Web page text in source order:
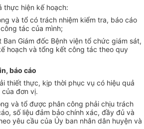
thực hiện kế hoạch:
và tổ có trách nhiệm kiểm tra, báo cáo
tác của mình;
Giám đốc Bệnh viện tổ chức giám sát,
hoạch và tổng kết công tác theo quy
báo cáo
thiết thực, kịp thời phục vụ có hiệu quả
đơn vị.
và tổ được phân công phải chịu trách
số liệu đảm bảo chính xác, đầy đủ và
yêu cầu của Ủy ban nhân dân huyện và